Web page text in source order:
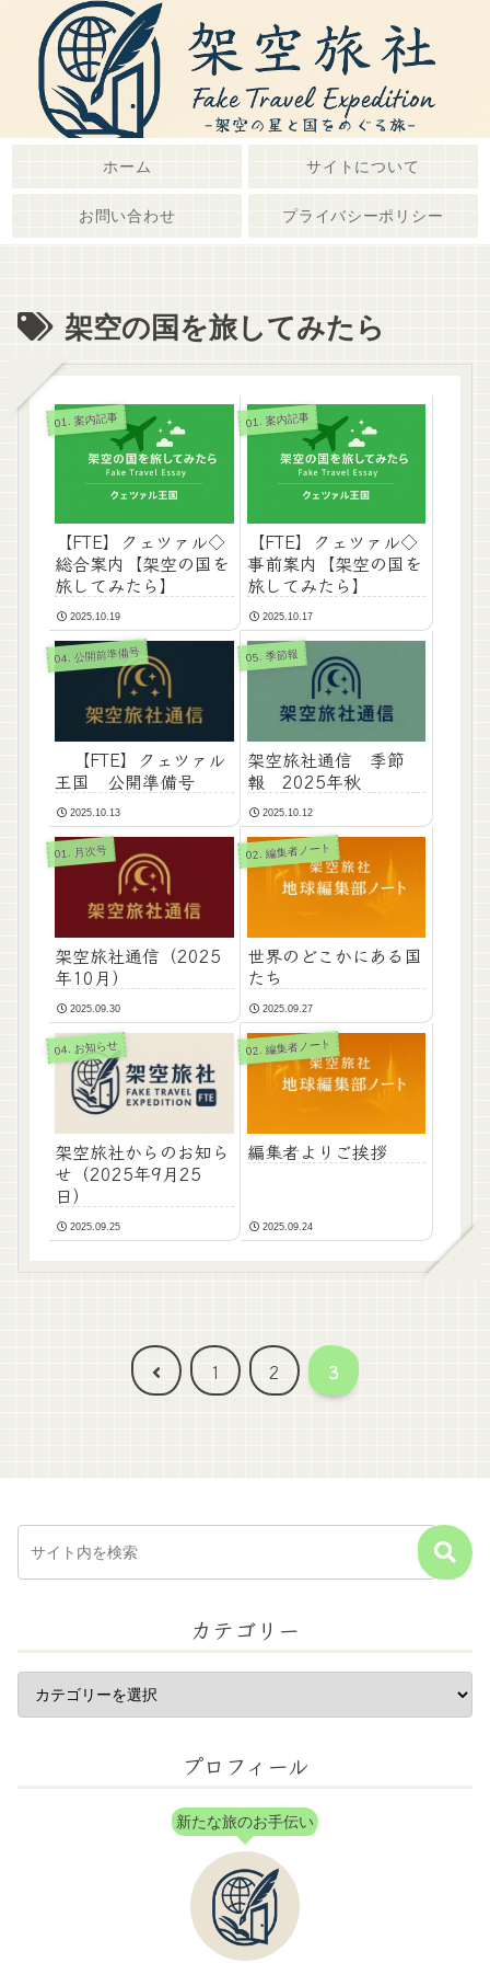
ホーム サイトについて
お問い合わせ プライバシーポリシー
架空の国を旅してみたら
01. 案内記事
【FTE】クェツァル◇
総合案内【架空の国を
旅してみたら】
2025.10.19
01. 案内記事
【FTE】クェツァル◇
事前案内【架空の国を
旅してみたら】
2025.10.17
04. 公開前準備号
【FTE】クェツァル
王国 公開準備号
2025.10.13
05. 季節報
架空旅社通信 季節
報 2025年秋
2025.10.12
01. 月次号
架空旅社通信（2025
年10月）
2025.09.30
02. 編集者ノート
世界のどこかにある国
たち
2025.09.27
04. お知らせ
架空旅社からのお知ら
せ（2025年9月25
日）
2025.09.25
02. 編集者ノート
編集者よりご挨拶
2025.09.24
前
1 2 3
カテゴリー
プロフィール
新たな旅のお手伝い